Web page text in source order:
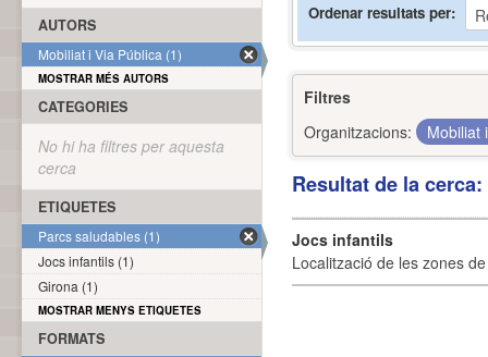
Ordenar resultats per
Filtres
Organitzacions:
Mobiliat
Resultat de la
Jocs infantils
Localització de les zones
AUTORS
Mobiliat i Via Pública (1)
MOSTRAR MÉS AUTORS
CATEGORIES
No hi ha filtres per aquesta
cerca
ETIQUETES
Parcs saludables (1)
Jocs infantils (1)
Girona (1)
MOSTRAR MENYS ETIQUETES
FORMATS